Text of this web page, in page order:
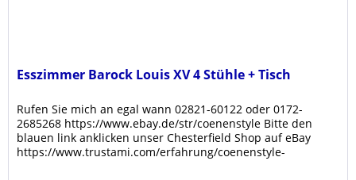
Esszimmer Barock Louis XV 4 Stühle + Tisch
Rufen Sie mich an egal wann 02821-60122 oder 0172-
2685268 https://www.ebay.de/str/coenenstyle Bitte den
blauen link anklicken unser Chesterfield Shop auf eBay
https://www.trustami.com/erfahrung/coenenstyle-